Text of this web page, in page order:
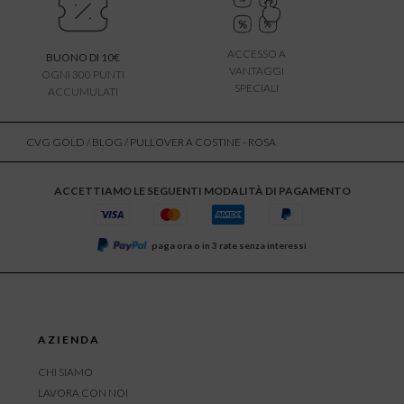
BUONO DI 10€
OGNI 300 PUNTI
ACCUMULATI
ACCESSO A
VANTAGGI
SPECIALI
CVG GOLD / BLOG / PULLOVER A COSTINE - ROSA
ACCETTIAMO LE SEGUENTI MODALITÀ DI PAGAMENTO
paga ora o in 3 rate senza interessi
AZIENDA
CHI SIAMO
LAVORA CON NOI